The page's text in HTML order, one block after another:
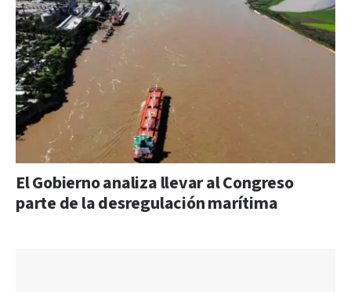
El Gobierno analiza llevar al Congreso
parte de la desregulación marítima